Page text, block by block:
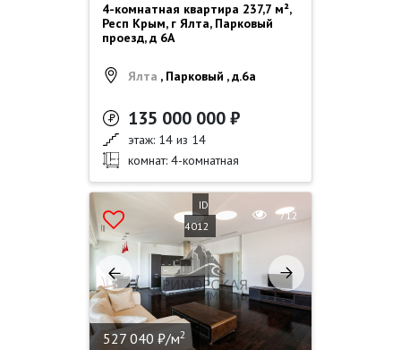
4-комнатная квартира 237,7 м²,
Респ Крым, г Ялта, Парковый
проезд, д 6А
Ялта , Парковый , д.6а
135 000 000 ₽
этаж: 14 из 14
комнат: 4-комнатная
ID
4012
712
527 040 ₽/м2